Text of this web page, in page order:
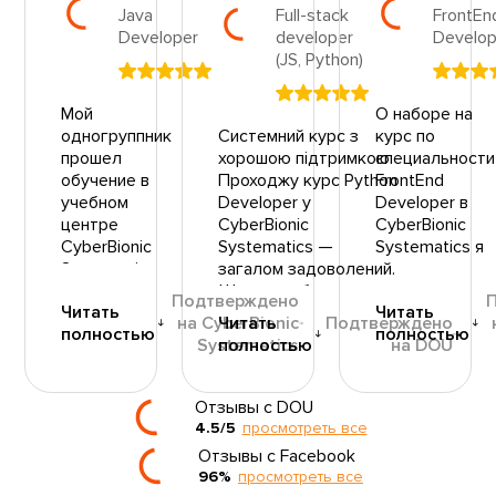
Java
Developer
Мой
одногруппник
прошел
обучение в
учебном
центре
CyberBionic
Systematics.
понравилось.
По описанию
записался на
именно по
Читать
полностью
Подтверждено
на CyberBionic
Systematics
Full-stack
developer
(JS, Python)
Системний курс з
хорошою підтримкою
Проходжу курс Python
Developer у
CyberBionic
Systematics —
загалом задоволений.
Що сподобалось:
Матеріали
добре
структуровані,
логічна
послідовність
тем
Тренери-
практики, які
Читать
полностью
Подтверждено
на DOU
О наборе на
курс по
специальности
FrontEnd
Developer в
CyberBionic
Systematics я
узнал из
рассылки
DOU.ua.
Материал
курса давался
Читать
полностью
Отзывы с DOU
4.5/5 просмотреть все
Отзывы с Facebook
96% просмотреть все